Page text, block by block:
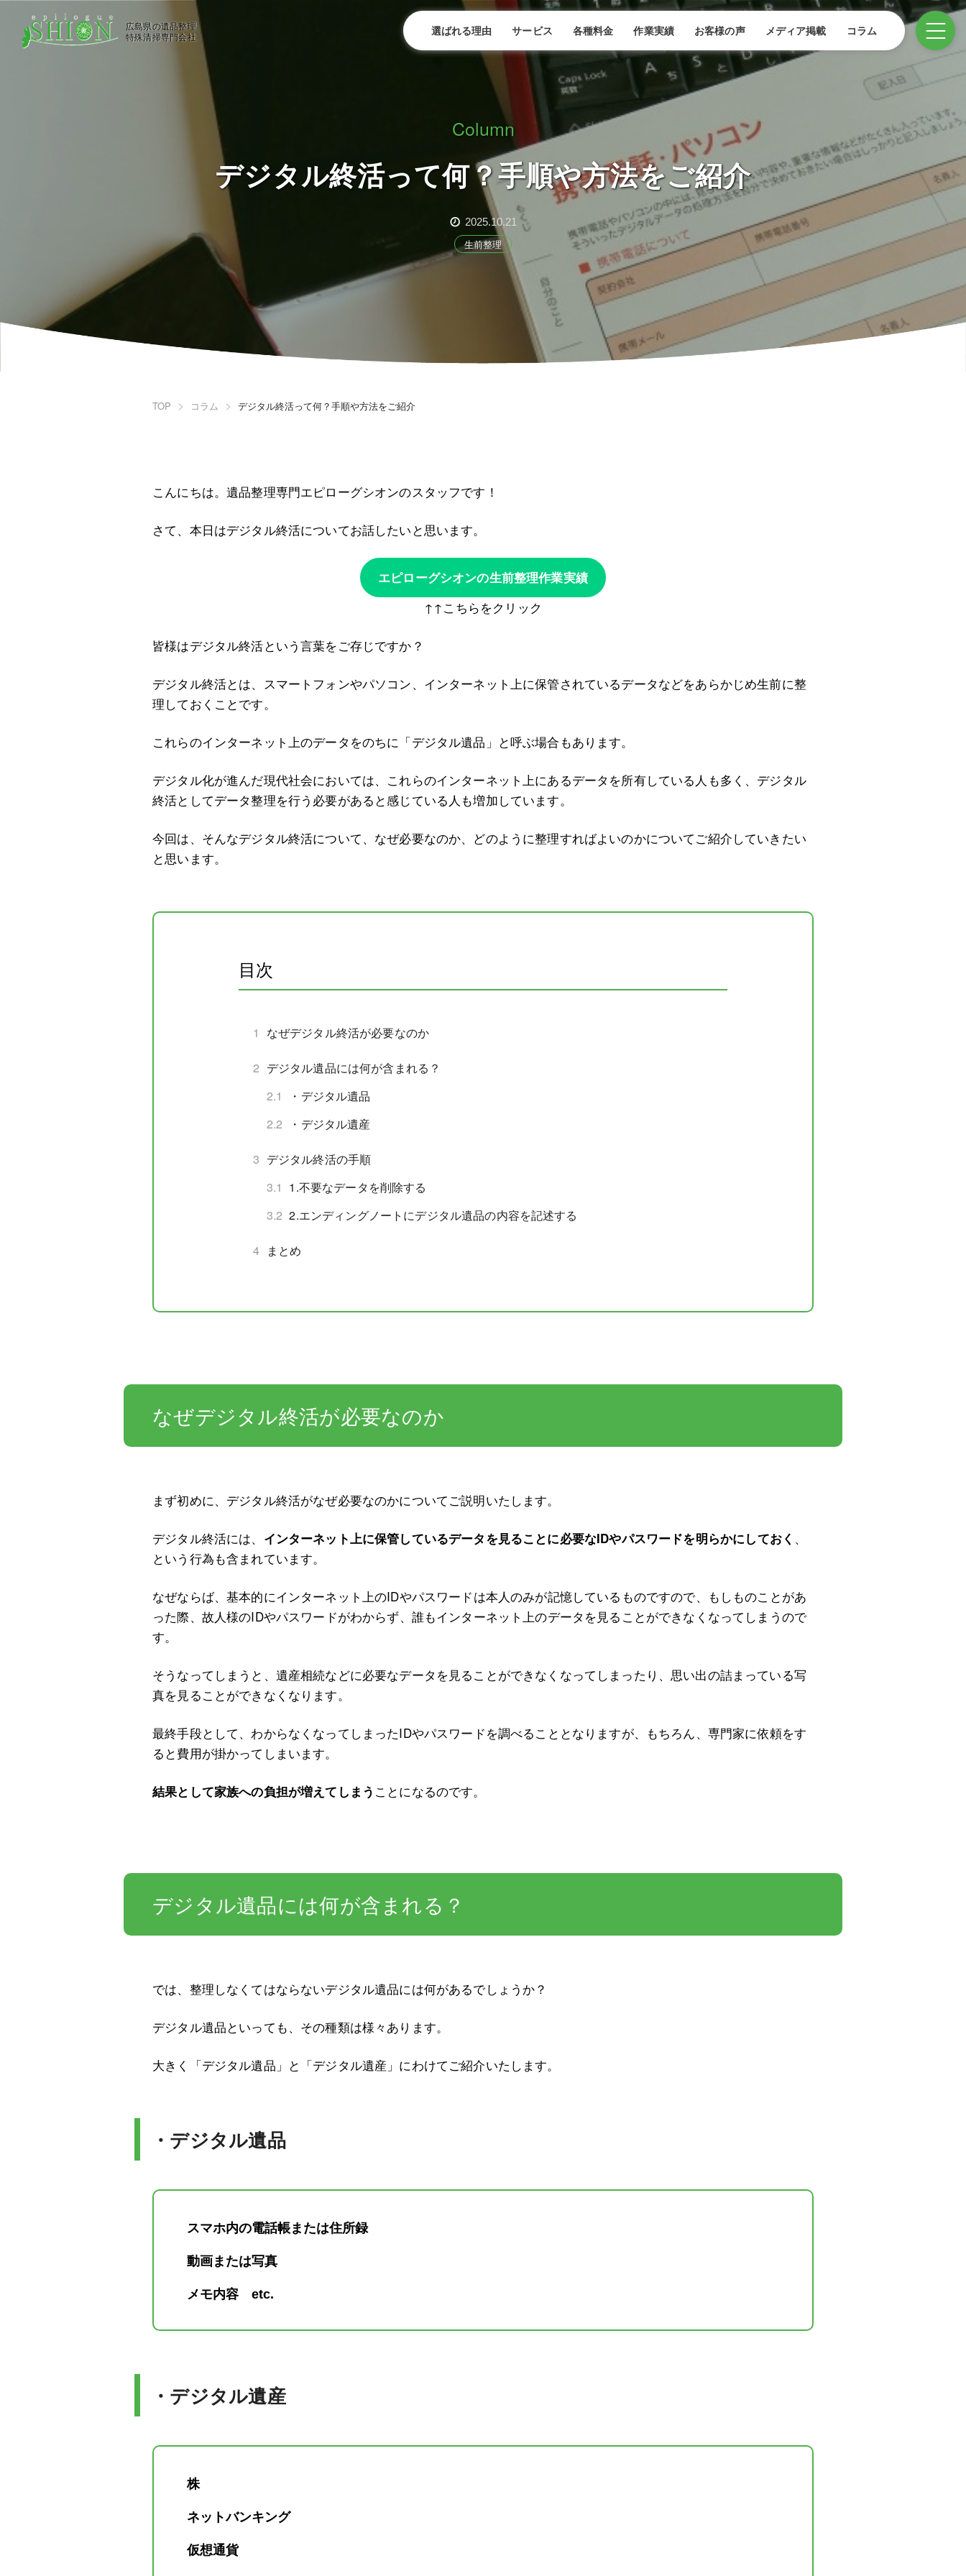
広島県の遺品整理
特殊清掃専門会社
選ばれる理由 サービス 各種料金 作業実績 お客様の声 メディア掲載 コラム
Column
デジタル終活って何？手順や方法をご紹介
2025.10.21
生前整理
TOP コラム デジタル終活って何？手順や方法をご紹介
こんにちは。遺品整理専門エピローグシオンのスタッフです！
さて、本日はデジタル終活についてお話したいと思います。
エピローグシオンの生前整理作業実績
↑↑こちらをクリック
皆様はデジタル終活という言葉をご存じですか？
デジタル終活とは、スマートフォンやパソコン、インターネット上に保管されているデータなどをあらかじめ生前に整
理しておくことです。
これらのインターネット上のデータをのちに「デジタル遺品」と呼ぶ場合もあります。
デジタル化が進んだ現代社会においては、これらのインターネット上にあるデータを所有している人も多く、デジタル
終活としてデータ整理を行う必要があると感じている人も増加しています。
今回は、そんなデジタル終活について、なぜ必要なのか、どのように整理すればよいのかについてご紹介していきたい
と思います。
目次
1 なぜデジタル終活が必要なのか
2 デジタル遺品には何が含まれる？
2.1
・デジタル遺品
2.2
・デジタル遺産
3 デジタル終活の手順
3.1 1.不要なデータを削除する
3.2 2.エンディングノートにデジタル遺品の内容を記述する
4 まとめ
なぜデジタル終活が必要なのか
まず初めに、デジタル終活がなぜ必要なのかについてご説明いたします。
デジタル終活には、 インターネット上に保管しているデータを見ることに必要なIDやパスワードを明らかにしておく 、
という行為も含まれています。
なぜならば、基本的にインターネット上のIDやパスワードは本人のみが記憶しているものですので、もしものことがあ
った際、故人様のIDやパスワードがわからず、誰もインターネット上のデータを見ることができなくなってしまうので
す。
そうなってしまうと、遺産相続などに必要なデータを見ることができなくなってしまったり、思い出の詰まっている写
真を見ることができなくなります。
最終手段として、わからなくなってしまったIDやパスワードを調べることとなりますが、もちろん、専門家に依頼をす
ると費用が掛かってしまいます。
結果として家族への負担が増えてしまう ことになるのです。
デジタル遺品には何が含まれる？
では、整理しなくてはならないデジタル遺品には何があるでしょうか？
デジタル遺品といっても、その種類は様々あります。
大きく「デジタル遺品」と「デジタル遺産」にわけてご紹介いたします。
・デジタル遺品
スマホ内の電話帳または住所録
動画または写真
メモ内容 etc.
・デジタル遺産
株
ネットバンキング
仮想通貨